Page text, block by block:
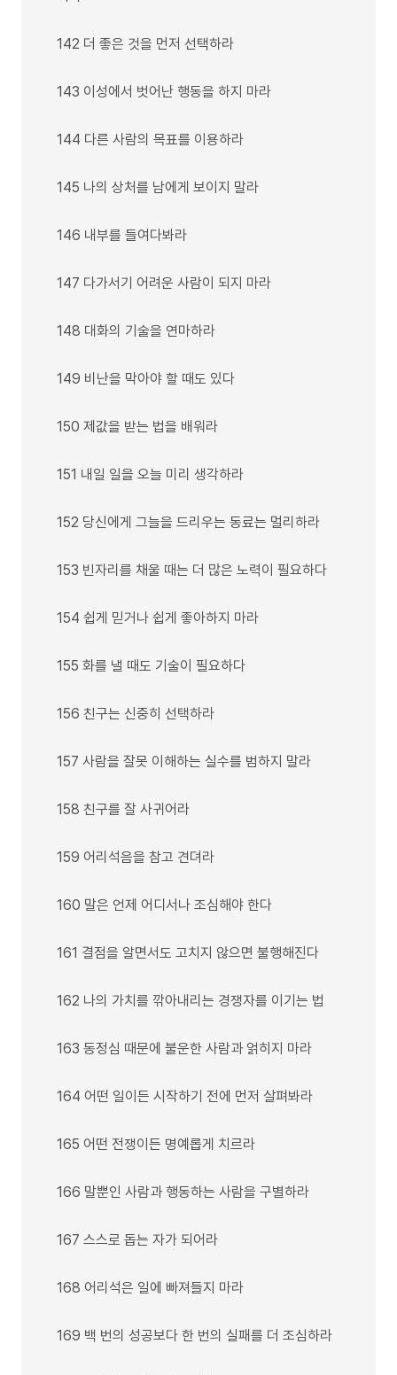
142 더 좋은 것을 먼저 선택하라
143 이성에서 벗어난 행동을 하지 마라
144 다른 사람의 목표를 이용하라
145 나의 상처를 남에게 보이지 말라
146 내부를 들여다봐라
147 다가서기 어려운 사람이 되지 마라
148 대화의 기술을 연마하라
149 비난을 막아야 할 때도 있다
150 제값을 받는 법을 배워라
151 내일 일을 오늘 미리 생각하라
152 당신에게 그늘을 드리우는 동료는 멀리하라
153 빈자리를 채울 때는 더 많은 노력이 필요하다
154 쉽게 믿거나 쉽게 좋아하지 마라
155 화를 낼 때도 기술이 필요하다
156 친구는 신중히 선택하라
157 사람을 잘못 이해하는 실수를 범하지 말라
158 친구를 잘 사귀어라
159 어리석음을 참고 견뎌라
160 말은 언제 어디서나 조심해야 한다
161 결점을 알면서도 고치지 않으면 불행해진다
162 나의 가치를 깎아내리는 경쟁자를 이기는 법
163 동정심 때문에 불운한 사람과 얽히지 마라
164 어떤 일이든 시작하기 전에 먼저 살펴봐라
165 어떤 전쟁이든 명예롭게 치르라
166 말뿐인 사람과 행동하는 사람을 구별하라
167 스스로 돕는 자가 되어라
168 어리석은 일에 빠져들지 마라
169 백 번의 성공보다 한 번의 실패를 더 조심하라